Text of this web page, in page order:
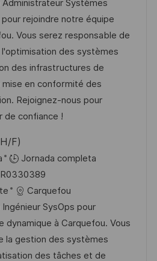
Administrateur Systèmes
rejoindre notre équipe
Vous serez responsable de
des systèmes
des infrastructures de
en conformité des
Rejoignez-nous pour
de confiance !
F)
Jornada completa
R0330389
Carquefou
SysOps pour
dynamique à Carquefou. Vous
la gestion des systèmes
des tâches et de